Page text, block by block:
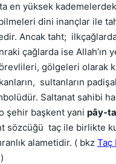
en yüksek
dini inançlar ile
Ancak taht; ilkçağlarda
çağlarda ise Allah’ın
gölgeleri olarak
sultanların
Saltanat sahibi
şehir başkent yani pây-
sözcüğü taç ile birlikte
alametidir. ( bkz Taç
)